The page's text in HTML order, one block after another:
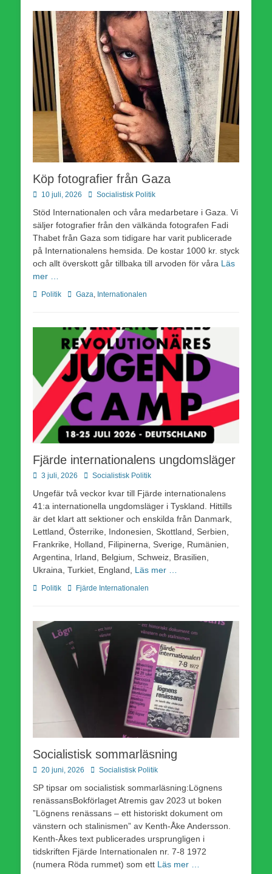
Köp fotografier från Gaza
Publicerad
10 juli, 2026 Författare
Socialistisk Politik
Stöd Internationalen och våra medarbetare i Gaza. Vi
säljer fotografier från den välkända fotografen Fadi
Thabet från Gaza som tidigare har varit publicerade
på Internationalens hemsida. De kostar 1000 kr. styck
och allt överskott går tillbaka till arvoden för våra Läs
mer …
Kategorier
Politik Etiketter
Gaza, Internationalen
Fjärde internationalens ungdomsläger
Publicerad
3 juli, 2026 Författare
Socialistisk Politik
Ungefär två veckor kvar till Fjärde internationalens
41:a internationella ungdomsläger i Tyskland. Hittills
är det klart att sektioner och enskilda från Danmark,
Lettland, Österrike, Indonesien, Skottland, Serbien,
Frankrike, Holland, Filipinerna, Sverige, Rumänien,
Argentina, Irland, Belgium, Schweiz, Brasilien,
Ukraina, Turkiet, England, Läs mer …
Kategorier
Politik Etiketter
Fjärde Internationalen
Socialistisk sommarläsning
Publicerad
20 juni, 2026 Författare
Socialistisk Politik
SP tipsar om socialistisk sommarläsning:Lögnens
renässansBokförlaget Atremis gav 2023 ut boken
”Lögnens renässans – ett historiskt dokument om
vänstern och stalinismen” av Kenth-Åke Andersson.
Kenth-Åkes text publicerades ursprungligen i
tidskriften Fjärde Internationalen nr. 7-8 1972
(numera Röda rummet) som ett Läs mer …